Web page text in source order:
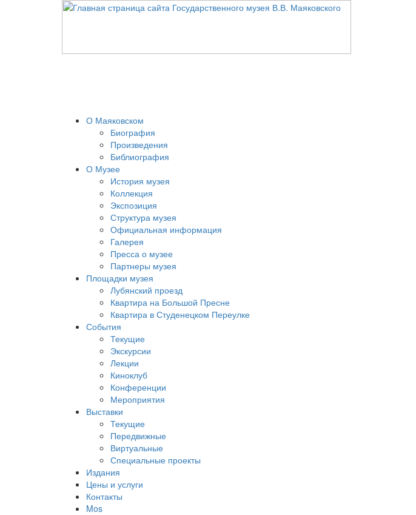
О Маяковском
Биография
Произведения
Библиография
О Музее
История музея
Коллекция
Экспозиция
Структура музея
Официальная информация
Галерея
Пресса о музее
Партнеры музея
Площадки музея
Лубянский проезд
Квартира на Большой Пресне
Квартира в Студенецком Переулке
События
Текущие
Экскурсии
Лекции
Киноклуб
Конференции
Мероприятия
Выставки
Текущие
Передвижные
Виртуальные
Специальные проекты
Издания
Цены и услуги
Контакты
Mos